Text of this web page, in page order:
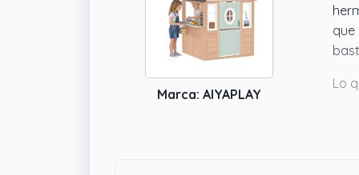
Marca: AIYAPLAY
que
Lo